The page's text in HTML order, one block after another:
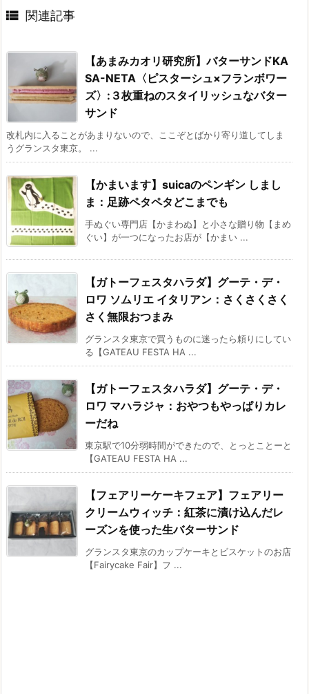
 関連記事
【あまみカオリ研究所】バターサンドKA
SA-NETA〈ピスターシュ×フランボワー
ズ〉:３枚重ねのスタイリッシュなバター
サンド
改札内に入ることがあまりないので、ここぞとばかり寄り道してしま
うグランスタ東京。 ...
【かまいます】suicaのペンギン しまし
ま：足跡ペタペタどこまでも
手ぬぐい専門店【かまわぬ】と小さな贈り物【まめ
ぐい】が一つになったお店が【かまい ...
【ガトーフェスタハラダ】グーテ・デ・
ロワ ソムリエ イタリアン：さくさくさく
さく無限おつまみ
グランスタ東京で買うものに迷ったら頼りにしてい
る【GATEAU FESTA HA ...
【ガトーフェスタハラダ】グーテ・デ・
ロワ マハラジャ：おやつもやっぱりカレ
ーだね
東京駅で10分弱時間ができたので、とっとことーと
【GATEAU FESTA HA ...
【フェアリーケーキフェア】フェアリー
クリームウィッチ：紅茶に漬け込んだレ
ーズンを使った生バターサンド
グランスタ東京のカップケーキとビスケットのお店
【Fairycake Fair】フ ...